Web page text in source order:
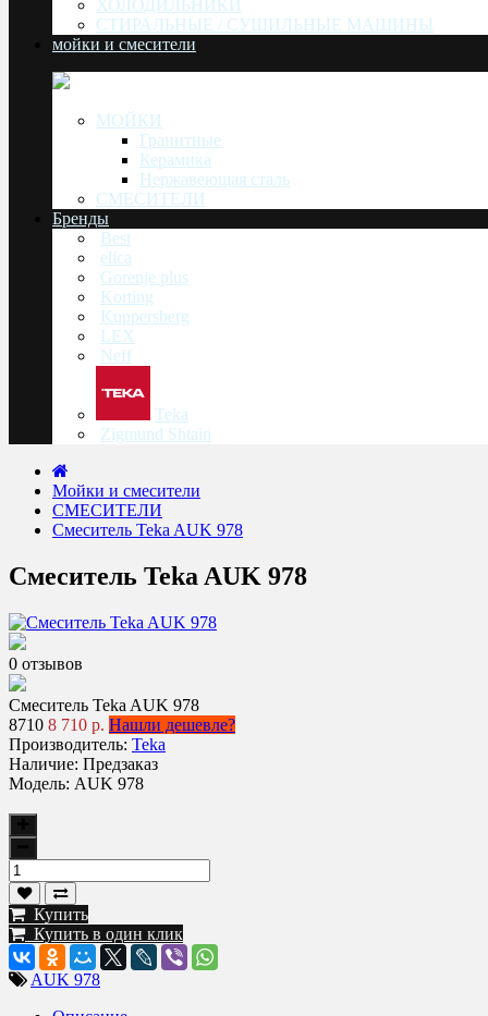
ХОЛОДИЛЬНИКИ
СТИРАЛЬНЫЕ / СУШИЛЬНЫЕ МАШИНЫ
мойки и смесители
МОЙКИ
Гранитные
Керамика
Нержавеющая сталь
СМЕСИТЕЛИ
Бренды
Best
elica
Gorenje plus
Korting
Kuppersberg
LEX
Neff
Teka
Zigmund Shtain
Мойки и смесители
СМЕСИТЕЛИ
Смеситель Teka AUK 978
Смеситель Teka AUK 978
0 отзывов
Смеситель Teka AUK 978
8710 8 710 р. Нашли дешевле?
Производитель: Teka
Наличие: Предзаказ
Модель: AUK 978
Купить
Купить в один клик
AUK 978